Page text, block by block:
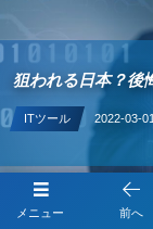
IT導入補助金の業
ソフトウェアとは
デジタル化・AI導入
メニュー 前へ